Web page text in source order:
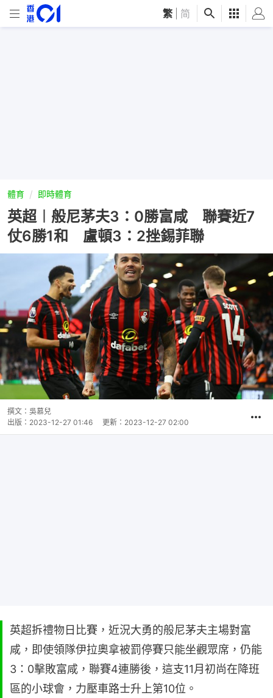
繁 简
體育 即時體育
英超︱般尼茅夫3：0勝富咸 聯賽近7
仗6勝1和 盧頓3：2挫錫菲聯
撰文： 吳慕兒
出版： 2023-12-27 01:46 更新： 2023-12-27 02:00
英超拆禮物日比賽，近況大勇的般尼茅夫主場對富
咸，即使領隊伊拉奧拿被罰停賽只能坐觀眾席，仍能
3：0擊敗富咸，聯賽4連勝後，這支11月初尚在降班
區的小球會，力壓車路士升上第10位。